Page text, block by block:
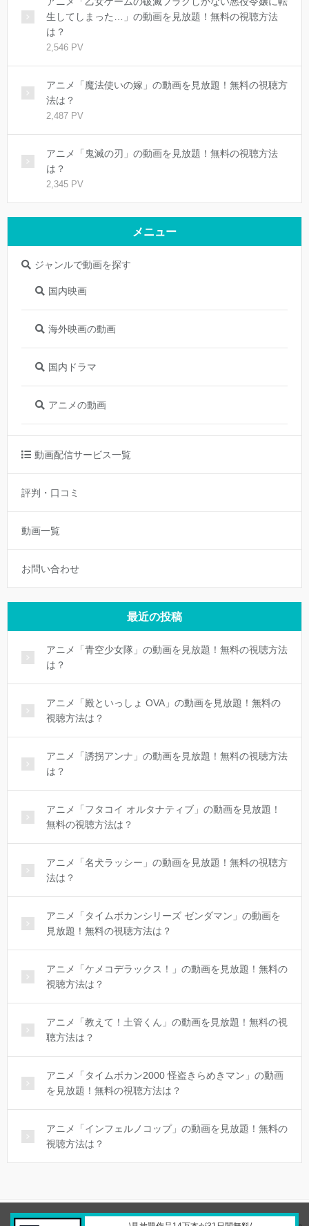
生してしまった…」の動画を見放題！無料の視聴方法
は？
2,546 PV
アニメ「魔法使いの嫁」の動画を見放題！無料の視聴方
法は？
2,487 PV
アニメ「鬼滅の刃」の動画を見放題！無料の視聴方法
は？
2,345 PV
メニュー
ジャンルで動画を探す
国内映画
海外映画の動画
国内ドラマ
アニメの動画
動画配信サービス一覧
評判・口コミ
動画一覧
お問い合わせ
最近の投稿
アニメ「青空少女隊」の動画を見放題！無料の視聴方法
は？
アニメ「殿といっしょ OVA」の動画を見放題！無料の
視聴方法は？
アニメ「誘拐アンナ」の動画を見放題！無料の視聴方法
は？
アニメ「フタコイ オルタナティブ」の動画を見放題！
無料の視聴方法は？
アニメ「名犬ラッシー」の動画を見放題！無料の視聴方
法は？
アニメ「タイムボカンシリーズ ゼンダマン」の動画を
見放題！無料の視聴方法は？
アニメ「ケメコデラックス！」の動画を見放題！無料の
視聴方法は？
アニメ「教えて！土管くん」の動画を見放題！無料の視
聴方法は？
アニメ「タイムボカン2000 怪盗きらめきマン」の動画
を見放題！無料の視聴方法は？
アニメ「インフェルノコップ」の動画を見放題！無料の
視聴方法は？